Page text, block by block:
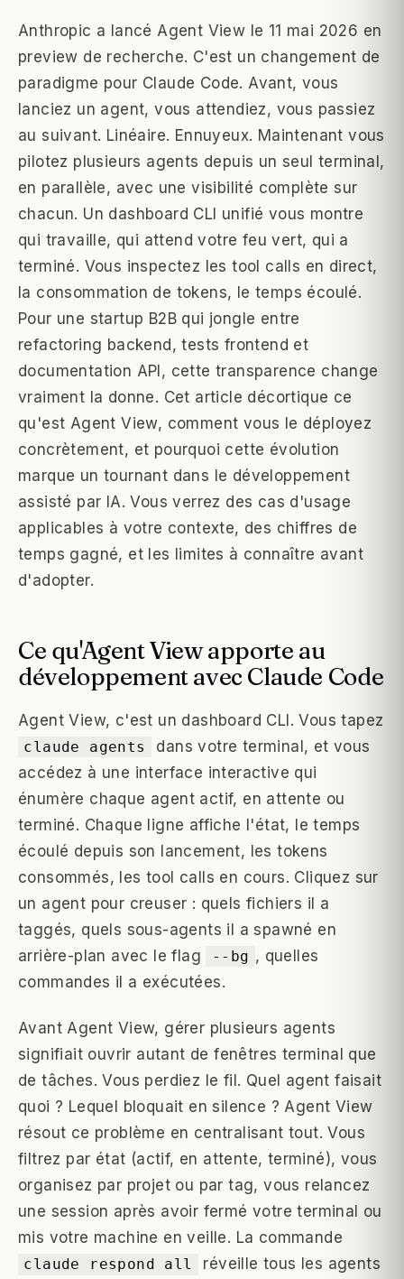
Anthropic a lancé Agent View le 11 mai 2026 en
preview de recherche. C'est un changement de
paradigme pour Claude Code. Avant, vous
lanciez un agent, vous attendiez, vous passiez
au suivant. Linéaire. Ennuyeux. Maintenant vous
pilotez plusieurs agents depuis un seul terminal,
en parallèle, avec une visibilité complète sur
chacun. Un dashboard CLI unifié vous montre
qui travaille, qui attend votre feu vert, qui a
terminé. Vous inspectez les tool calls en direct,
la consommation de tokens, le temps écoulé.
Pour une startup B2B qui jongle entre
refactoring backend, tests frontend et
documentation API, cette transparence change
vraiment la donne. Cet article décortique ce
qu'est Agent View, comment vous le déployez
concrètement, et pourquoi cette évolution
marque un tournant dans le développement
assisté par IA. Vous verrez des cas d'usage
applicables à votre contexte, des chiffres de
temps gagné, et les limites à connaître avant
d'adopter.
Ce qu'Agent View apporte au
développement avec Claude Code
Agent View, c'est un dashboard CLI. Vous tapez
claude agents
dans votre terminal, et vous
accédez à une interface interactive qui
énumère chaque agent actif, en attente ou
terminé. Chaque ligne affiche l'état, le temps
écoulé depuis son lancement, les tokens
consommés, les tool calls en cours. Cliquez sur
un agent pour creuser : quels fichiers il a
taggés, quels sous-agents il a spawné en
arrière-plan avec le flag
--bg , quelles
commandes il a exécutées.
Avant Agent View, gérer plusieurs agents
signifiait ouvrir autant de fenêtres terminal que
de tâches. Vous perdiez le fil. Quel agent faisait
quoi ? Lequel bloquait en silence ? Agent View
résout ce problème en centralisant tout. Vous
filtrez par état (actif, en attente, terminé), vous
organisez par projet ou par tag, vous relancez
une session après avoir fermé votre terminal ou
mis votre machine en veille. La commande
claude respond all
réveille tous les agents